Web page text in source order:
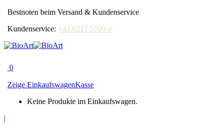
Bestnoten beim Versand & Kundenservice
Kundenservice: +43 6217 5700 0
0
Zeige EinkaufswagenKasse
Keine Produkte im Einkaufswagen.
|